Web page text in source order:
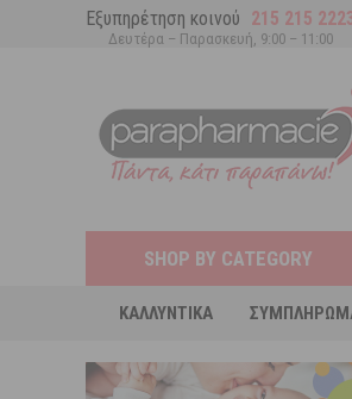
Εξυπηρέτηση κοινού 215 215
Δευτέρα – Παρασκευή, 9:00 – 11:00
SHOP BY CATEGORY
ΚΑΛΛΥΝΤΙΚΆ